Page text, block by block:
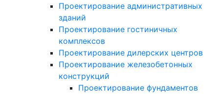
Проектирование административных
зданий
Проектирование гостиничных
комплексов
Проектирование дилерских центров
Проектирование железобетонных
конструкций
Проектирование фундаментов